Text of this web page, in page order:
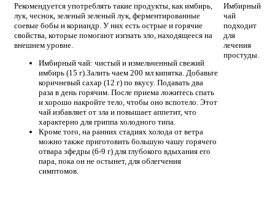
Рекомендуется употреблять такие продукты, как имбирь,
лук, чеснок, зеленый зеленый лук, ферментированные
соевые бобы и кориандр. У них есть острые и горячие
свойства, которые помогают изгнать зло, находящееся на
внешнем уровне.
Имбирный чай: чистый и измельченный свежий
имбирь (15 г).Залить чаем 200 мл кипятка. Добавьте
коричневый сахар (12 г) по вкусу. Подавать два
раза в день горячим. После приема ложитесь спать
и хорошо накройте тело, чтобы оно вспотело. Этот
чай избавляет от зла ​​и повышает аппетит, что
характерно для гриппа холодного типа.
Кроме того, на ранних стадиях холода от ветра
можно также приготовить большую чашу горячего
отвара эфедры (6-9 г) для глубокого вдыхания его
пара, пока он не остынет, для облегчения
симптомов.
Имбирный
чай
подходит
для
лечения
простуды.